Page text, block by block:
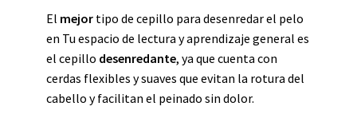
El mejor tipo de cepillo para desenredar el pelo
en Tu espacio de lectura y aprendizaje general es
el cepillo desenredante, ya que cuenta con
cerdas flexibles y suaves que evitan la rotura del
cabello y facilitan el peinado sin dolor.